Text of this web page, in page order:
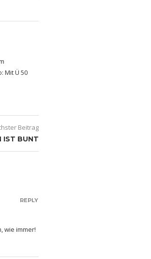
Mit Ü 50
Beitrag
IST BUNT
wie immer!
REPLY